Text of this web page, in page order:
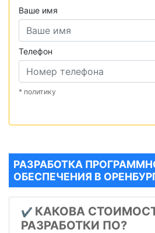
Ваше имя
Телефон
* политику
РАЗРАБОТКА
ОБЕСПЕЧЕНИЯ В
✔️ КАКОВА
РАЗРАБОТКИ ПО?